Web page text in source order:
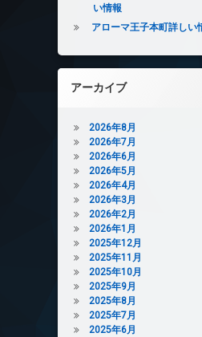
い情報
アローマ王子本町詳しい
アーカイブ
2026年8月
2026年7月
2026年6月
2026年5月
2026年4月
2026年3月
2026年2月
2026年1月
2025年12月
2025年11月
2025年10月
2025年9月
2025年8月
2025年7月
2025年6月